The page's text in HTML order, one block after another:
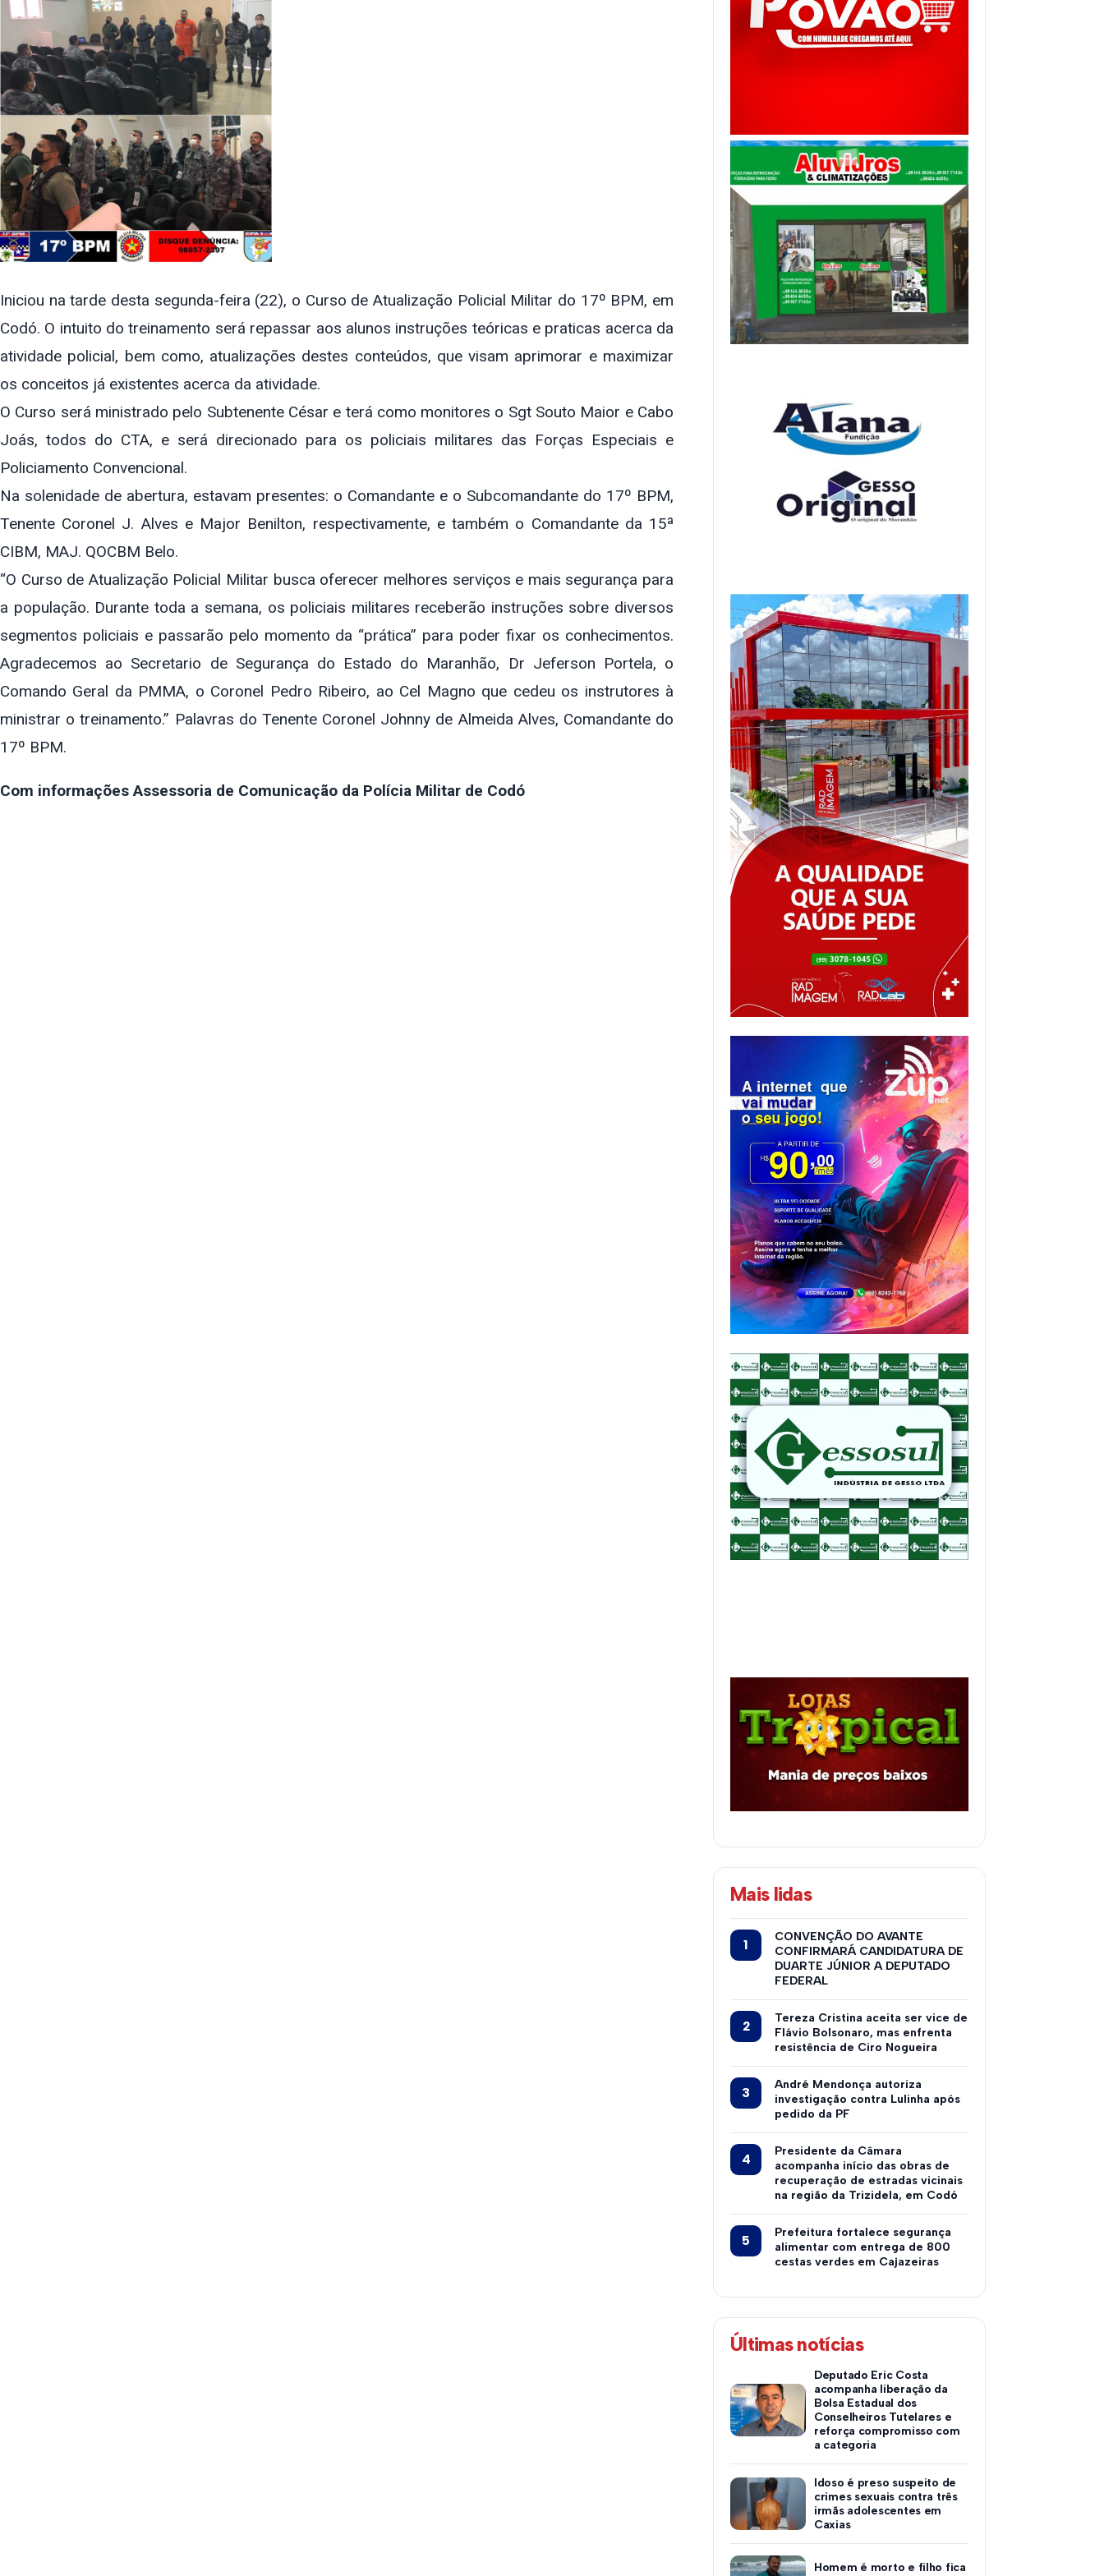
Iniciou na tarde desta segunda-feira (22), o Curso de Atualização Policial Militar do 17º BPM, em
Codó. O intuito do treinamento será repassar aos alunos instruções teóricas e praticas acerca da
atividade policial, bem como, atualizações destes conteúdos, que visam aprimorar e maximizar
os conceitos já existentes acerca da atividade.
O Curso será ministrado pelo Subtenente César e terá como monitores o Sgt Souto Maior e Cabo
Joás, todos do CTA, e será direcionado para os policiais militares das Forças Especiais e
Policiamento Convencional.
Na solenidade de abertura, estavam presentes: o Comandante e o Subcomandante do 17º BPM,
Tenente Coronel J. Alves e Major Benilton, respectivamente, e também o Comandante da 15ª
CIBM, MAJ. QOCBM Belo.
“O Curso de Atualização Policial Militar busca oferecer melhores serviços e mais segurança para
a população. Durante toda a semana, os policiais militares receberão instruções sobre diversos
segmentos policiais e passarão pelo momento da “prática” para poder fixar os conhecimentos.
Agradecemos ao Secretario de Segurança do Estado do Maranhão, Dr Jeferson Portela, o
Comando Geral da PMMA, o Coronel Pedro Ribeiro, ao Cel Magno que cedeu os instrutores à
ministrar o treinamento.” Palavras do Tenente Coronel Johnny de Almeida Alves, Comandante do
17º BPM.
Com informações Assessoria de Comunicação da Polícia Militar de Codó
Mais lidas
CONVENÇÃO DO AVANTE
CONFIRMARÁ CANDIDATURA DE
DUARTE JÚNIOR A DEPUTADO
FEDERAL
Tereza Cristina aceita ser vice de
Flávio Bolsonaro, mas enfrenta
resistência de Ciro Nogueira
André Mendonça autoriza
investigação contra Lulinha após
pedido da PF
Presidente da Câmara
acompanha início das obras de
recuperação de estradas vicinais
na região da Trizidela, em Codó
Prefeitura fortalece segurança
alimentar com entrega de 800
cestas verdes em Cajazeiras
Últimas notícias
Deputado Eric Costa
acompanha liberação da
Bolsa Estadual dos
Conselheiros Tutelares e
reforça compromisso com
a categoria
Idoso é preso suspeito de
crimes sexuais contra três
irmãs adolescentes em
Caxias
Homem é morto e filho fica